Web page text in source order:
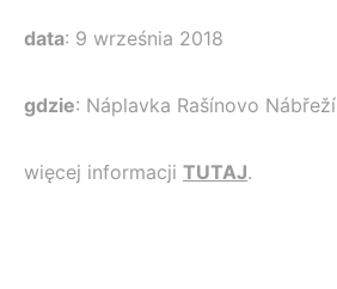
data: 9 września 2018
gdzie: Náplavka Rašínovo Nábřeží
więcej informacji TUTAJ.